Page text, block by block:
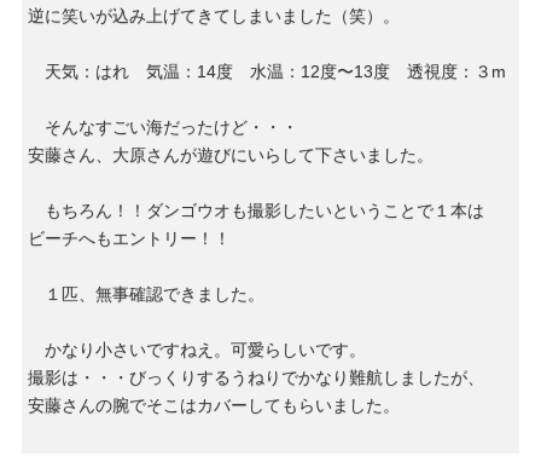
逆に笑いが込み上げてきてしまいました（笑）。
天気：はれ 気温：14度 水温：12度〜13度 透視度：３m
そんなすごい海だったけど・・・
安藤さん、大原さんが遊びにいらして下さいました。
もちろん！！ダンゴウオも撮影したいということで１本は
ビーチへもエントリー！！
１匹、無事確認できました。
かなり小さいですねえ。可愛らしいです。
撮影は・・・びっくりするうねりでかなり難航しましたが、
安藤さんの腕でそこはカバーしてもらいました。